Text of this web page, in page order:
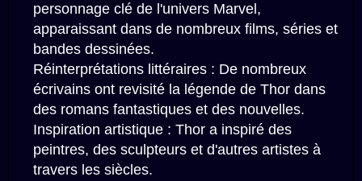
personnage clé de l'univers Marvel,
apparaissant dans de nombreux films, séries et
bandes dessinées.
Réinterprétations littéraires : De nombreux
écrivains ont revisité la légende de Thor dans
des romans fantastiques et des nouvelles.
Inspiration artistique : Thor a inspiré des
peintres, des sculpteurs et d'autres artistes à
travers les siècles.